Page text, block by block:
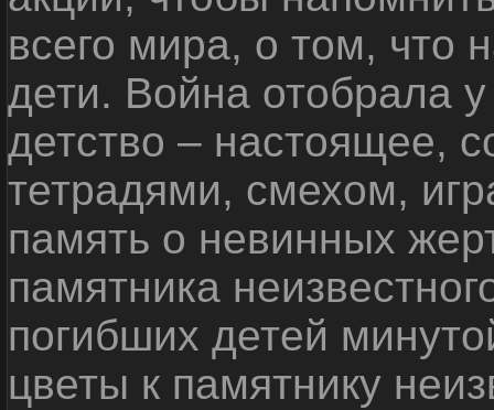
всего мира, о том, что
дети. Война отобрала
детство – настоящее,
тетрадями, смехом,
память о невинных
памятника
погибших детей
цветы к памятнику